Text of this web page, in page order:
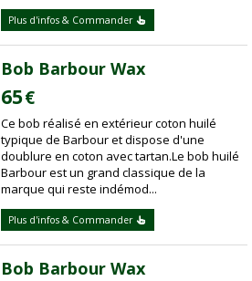
Plus d'infos & Commander
Bob Barbour Wax
65€
Ce bob réalisé en extérieur coton huilé
typique de Barbour et dispose d'une
doublure en coton avec tartan.Le bob huilé
Barbour est un grand classique de la
marque qui reste indémod...
Plus d'infos & Commander
Bob Barbour Wax